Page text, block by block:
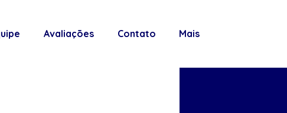
Avaliações Contato Mais